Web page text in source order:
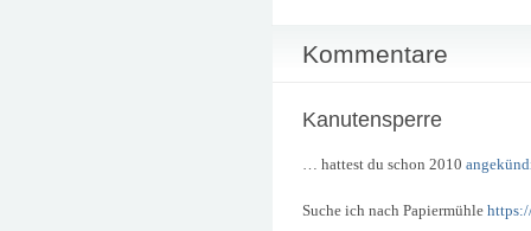
Kommentare
Kanutensperre
… hattest du schon 2010
Suche ich nach Papiermühle